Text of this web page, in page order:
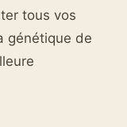
tous vos
génétique de